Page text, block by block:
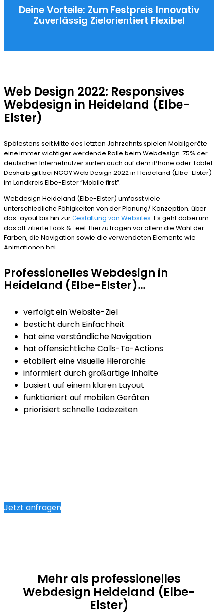
Deine Vorteile: Zum Festpreis Innovativ
Zuverlässig Zielorientiert Flexibel
Web Design 2022: Responsives
Webdesign in Heideland (Elbe-
Elster)
Spätestens seit Mitte des letzten Jahrzehnts spielen Mobilgeräte
eine immer wichtiger werdende Rolle beim Webdesign. 75% der
deutschen Internetnutzer surfen auch auf dem iPhone oder Tablet.
Deshalb gilt bei NGOY Web Design 2022 in Heideland (Elbe-Elster)
im Landkreis Elbe-Elster “Mobile first”.
Webdesign Heideland (Elbe-Elster) umfasst viele
unterschiedliche Fähigkeiten von der Planung/ Konzeption, über
das Layout bis hin zurGestaltung von Websites. Es geht dabei um
das oft zitierte Look & Feel. Hierzu tragen vor allem die Wahl der
Farben, die Navigation sowie die verwendeten Elemente wie
Animationen bei.
Professionelles Webdesign in
Heideland (Elbe-Elster)…
verfolgt ein Website-Ziel
besticht durch Einfachheit
hat eine verständliche Navigation
hat offensichtliche Calls-To-Actions
etabliert eine visuelle Hierarchie
informiert durch großartige Inhalte
basiert auf einem klaren Layout
funktioniert auf mobilen Geräten
priorisiert schnelle Ladezeiten
Jetzt anfragen
Mehr als professionelles
Webdesign Heideland (Elbe-
Elster)